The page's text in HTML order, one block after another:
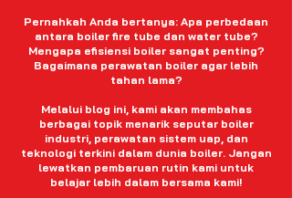
Pernahkah Anda bertanya: Apa perbedaan
antara boiler fire tube dan water tube?
Mengapa efisiensi boiler sangat penting?
Bagaimana perawatan boiler agar lebih
tahan lama?
Melalui blog ini, kami akan membahas
berbagai topik menarik seputar boiler
industri, perawatan sistem uap, dan
teknologi terkini dalam dunia boiler. Jangan
lewatkan pembaruan rutin kami untuk
belajar lebih dalam bersama kami!